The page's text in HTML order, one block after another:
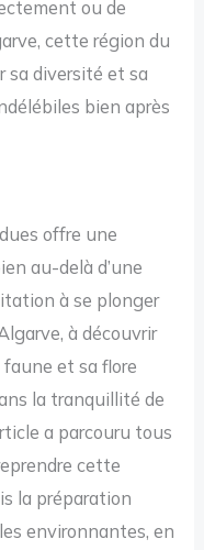
ou de
cette région du
sa diversité et sa
bien après
offre une
au-delà d’une
à se plonger
à découvrir
et sa flore
la tranquillité de
a parcouru tous
cette
la préparation
environnantes, en